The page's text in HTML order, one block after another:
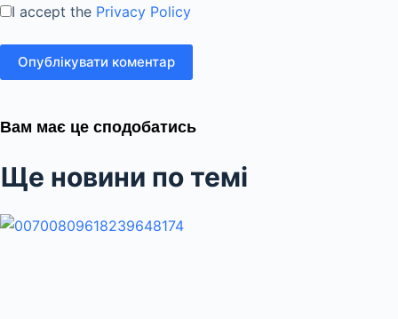
I accept the Privacy Policy
Опублікувати коментар
Вам має це сподобатись
Ще новини по темі